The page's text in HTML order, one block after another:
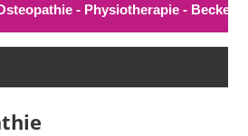
- Physiotherapie -